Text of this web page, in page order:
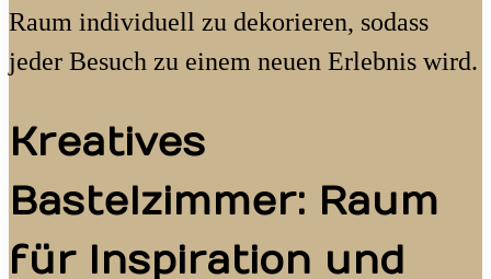
Raum individuell zu dekorieren, sodass
jeder Besuch zu einem neuen Erlebnis wird.
Kreatives
Bastelzimmer: Raum
für Inspiration und